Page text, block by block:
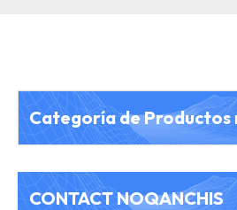
Categoría de Productos
CONTACT NOQANCHIS